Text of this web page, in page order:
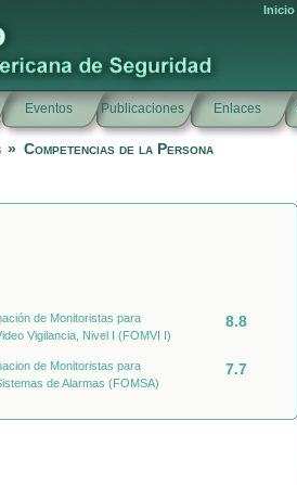
Inicio
Eventos Publicaciones Enlaces
» Competencias de la Persona
de Monitoristas para
Vigilancia, Nivel I (FOMVI I)
8.8
de Monitoristas para
de Alarmas (FOMSA)
7.7